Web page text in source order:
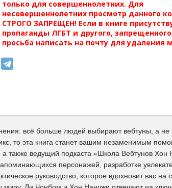
только для совершеннолетних. Для
несовершеннолетних просмотр данного
СТРОГО ЗАПРЕЩЕН! Если в книге
пропаганды ЛГБТ и другого,
просьба написать на почту для удаления
всё больше людей выбирают вебтуны, а
то эта книга станет вашим незаменимым
также ведущий подкаста «Школа Вебтунов Хон
персонажей, разработке
руководство, которое вдохновит вас на